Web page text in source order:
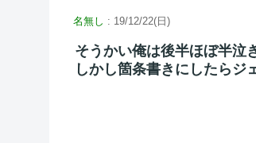
名無し : 19/12/22(日)
そうかい俺は後半ほぼ半泣
しかし箇条書きにしたらジ